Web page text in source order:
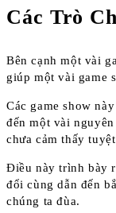
Các Trò
Bên cạnh một vài
giúp một vài game
Các game show
đến một vài
chưa cảm thấy
Điều này trình bày
đổi cùng dẫn đến
chúng ta đùa.